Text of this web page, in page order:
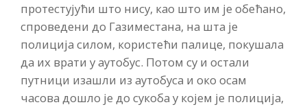
протестујући што нису, као што им је обећано,
спроведени до Газиместана, на шта је
полиција силом, користећи палице, покушала
да их врати у аутобус. Потом су и остали
путници изашли из аутобуса и око осам
часова дошло је до сукоба у којем је полиција,